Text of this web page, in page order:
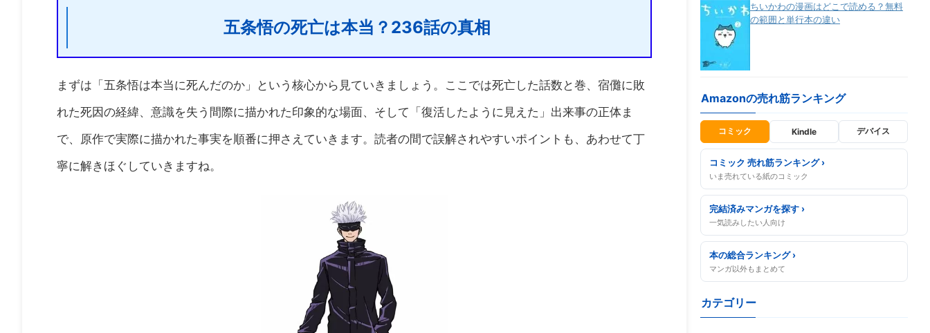
五条悟の死亡は本当？236話の真相
まずは「五条悟は本当に死んだのか」という核心から見ていきましょう。ここでは死亡した話数と巻、宿儺に敗
れた死因の経緯、意識を失う間際に描かれた印象的な場面、そして「復活したように見えた」出来事の正体ま
で、原作で実際に描かれた事実を順番に押さえていきます。読者の間で誤解されやすいポイントも、あわせて丁
寧に解きほぐしていきますね。
ちいかわの漫画はどこで読める？無料
の範囲と単行本の違い
Amazonの売れ筋ランキング
コミック Kindle デバイス
コミック 売れ筋ランキング ›
いま売れている紙のコミック
完結済みマンガを探す ›
一気読みしたい人向け
本の総合ランキング ›
マンガ以外もまとめて
カテゴリー